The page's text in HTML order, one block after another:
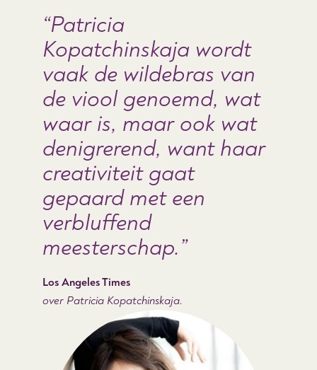
Patricia
Kopatchinskaja wordt
vaak de wildebras van
de viool genoemd, wat
waar is, maar ook wat
denigrerend, want haar
creativiteit gaat
gepaard met een
verbluffend
meesterschap.
Los Angeles Times
over Patricia Kopatchinskaja.